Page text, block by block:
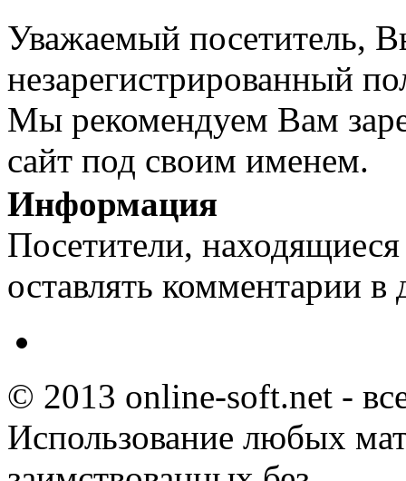
Уважаемый посетитель,
незарегистрированный
Мы рекомендуем Вам
сайт под своим именем.
Информация
Посетители,
оставлять комментарии в
© 2013 online-soft.net -
Использование любых